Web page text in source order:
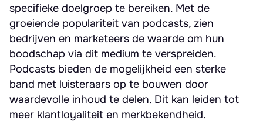
specifieke doelgroep te bereiken. Met de
groeiende populariteit van podcasts, zien
bedrijven en marketeers de waarde om hun
boodschap via dit medium te verspreiden.
Podcasts bieden de mogelijkheid een sterke
band met luisteraars op te bouwen door
waardevolle inhoud te delen. Dit kan leiden tot
meer klantloyaliteit en merkbekendheid.